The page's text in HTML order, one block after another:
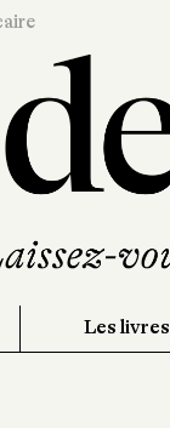
Les livres